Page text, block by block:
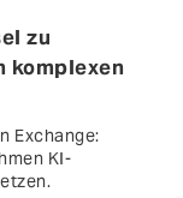
zu
komplexen
Exchange:
KI-